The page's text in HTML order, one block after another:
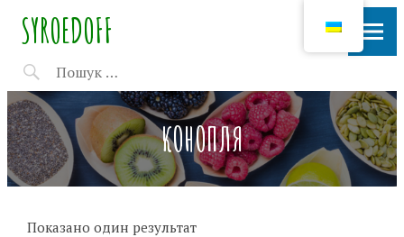
SYROEDOFF
КОНОПЛЯ
Показано один результат